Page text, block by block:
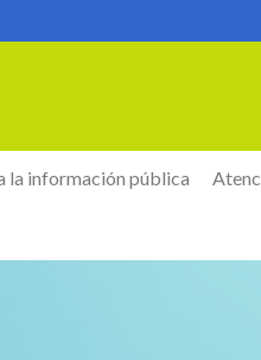
la información pública